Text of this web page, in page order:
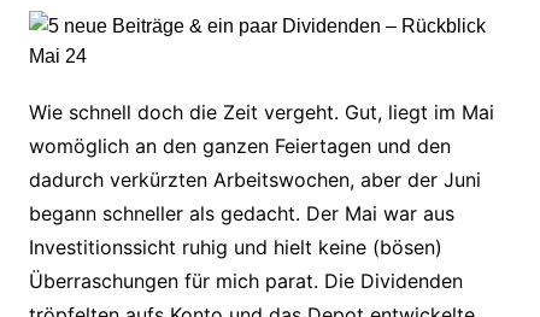
Wie schnell doch die Zeit vergeht. Gut, liegt im Mai
womöglich an den ganzen Feiertagen und den
dadurch verkürzten Arbeitswochen, aber der Juni
begann schneller als gedacht. Der Mai war aus
Investitionssicht ruhig und hielt keine (bösen)
Überraschungen für mich parat. Die Dividenden